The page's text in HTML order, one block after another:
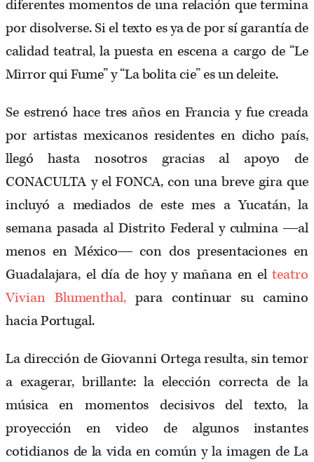
diferentes momentos de una relación que termina
por disolverse. Si el texto es ya de por sí garantía de
calidad teatral, la puesta en escena a cargo de “Le
Mirror qui Fume” y “La bolita cie” es un deleite.
Se estrenó hace tres años en Francia y fue creada
por artistas mexicanos residentes en dicho país,
llegó hasta nosotros gracias al apoyo de
CONACULTA y el FONCA, con una breve gira que
incluyó a mediados de este mes a Yucatán, la
semana pasada al Distrito Federal y culmina ―al
menos en México― con dos presentaciones en
Guadalajara, el día de hoy y mañana en elteatro
Vivian Blumenthal, para continuar su camino
hacia Portugal.
La dirección de Giovanni Ortega resulta, sin temor
a exagerar, brillante: la elección correcta de la
música en momentos decisivos del texto, la
proyección en video de algunos instantes
cotidianos de la vida en común y la imagen de La